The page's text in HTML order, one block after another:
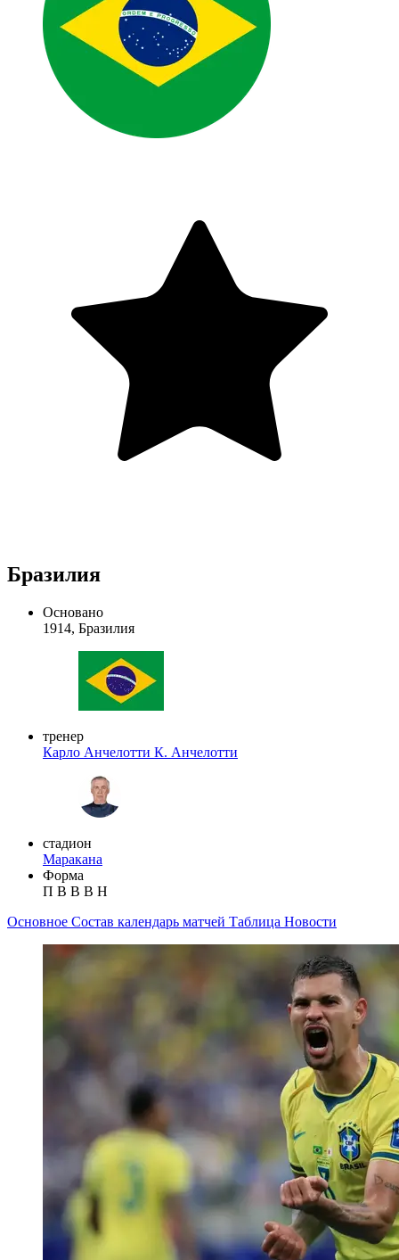
Бразилия
Основано
1914, Бразилия
тренер
Карло Анчелотти К. Анчелотти
стадион
Маракана
Форма
П В В В Н
Основное Состав календарь матчей Таблица Новости